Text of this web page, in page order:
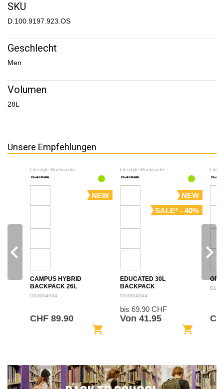
SKU
D.100.9197.923.OS
Geschlecht
Men
Volumen
28L
Unsere Empfehlungen
Lifestyle Rucksäcke
NEW
CAMPUS HYBRID
BACKPACK 26L
D10004534
CHF 89.90
shopping_cart
Lifestyle Rucksäcke
NEW
SALE* - 40%
EDUCATED 30L
BACKPACK
D10004344
bis 69.90 CHF
Von 41.95
shopping_cart
navigate_before navigate_next